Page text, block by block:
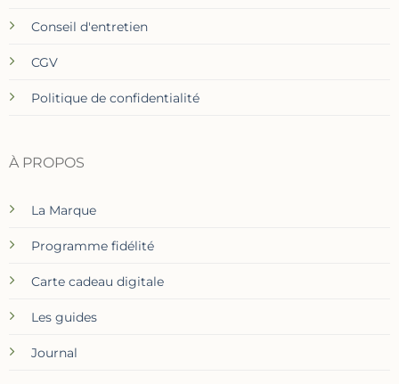
Conseil d'entretien
CGV
Politique de confidentialité
À PROPOS
La Marque
Programme fidélité
Carte cadeau digitale
Les guides
Journal